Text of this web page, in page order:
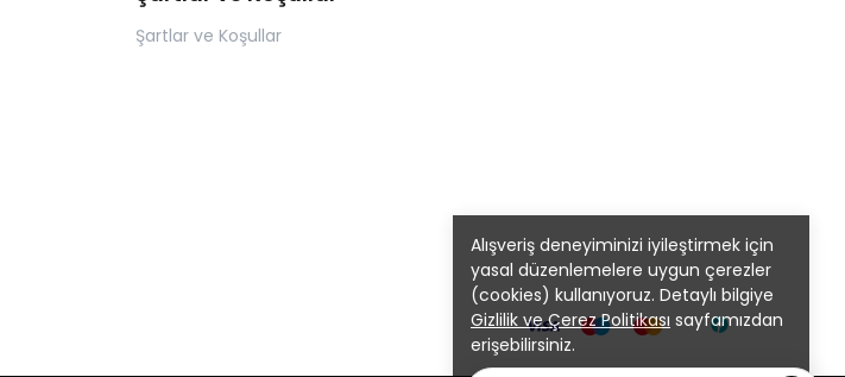
Alışveriş deneyiminizi iyileştirmek için
yasal düzenlemelere uygun çerezler
(cookies) kullanıyoruz. Detaylı bilgiye
Gizlilik ve Çerez Politikası sayfamızdan
erişebilirsiniz.
Şartlar ve Koşullar